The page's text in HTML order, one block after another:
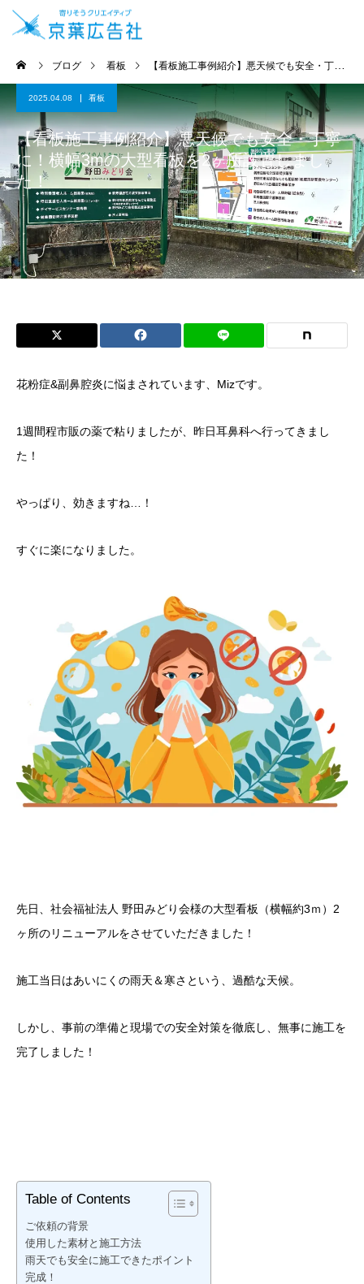
ブログ 看板 【看板施工事例紹介】悪天候でも安全・丁寧に！横幅3mの大型看板を2ヶ所設置しました！
2025.04.08 看板
【看板施工事例紹介】悪天候でも安全・丁寧
に！横幅3mの大型看板を2ヶ所設置しまし
た！
花粉症&副鼻腔炎に悩まされています、Mizです。
1週間程市販の薬で粘りましたが、昨日耳鼻科へ行ってきまし
た！
やっぱり、効きますね…！
すぐに楽になりました。
先日、社会福祉法人 野田みどり会様の大型看板（横幅約3ｍ）2
ヶ所のリニューアルをさせていただきました！
施工当日はあいにくの雨天＆寒さという、過酷な天候。
しかし、事前の準備と現場での安全対策を徹底し、無事に施工を
完了しました！
Table of Contents
ご依頼の背景
使用した素材と施工方法
雨天でも安全に施工できたポイント
完成！